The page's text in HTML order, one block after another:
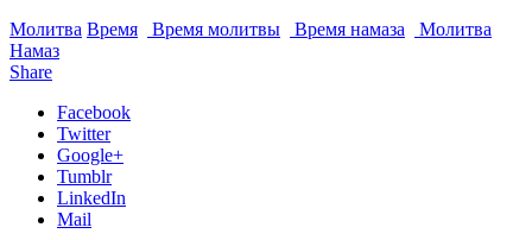
Молитва Время Время молитвы Время намаза
Молитва
Намаз
Share
Facebook
Twitter
Google+
Tumblr
LinkedIn
Mail